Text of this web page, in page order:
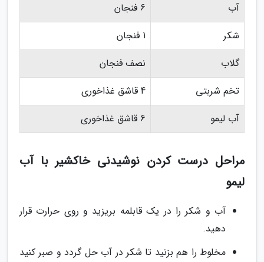
آب
6 فنجان
شکر
1 فنجان
گلاب
نصف فنجان
تخم شربتی
4 قاشق غذاخوری
آب لیمو
6 قاشق غذاخوری
مراحل درست کردن نوشیدنی خاکشیر با آب
لیمو
آب و شکر را در یک قابلمه بریزید و روی حرارت قرار
دهید.
مخلوط را هم بزنید تا شکر در آب حل گردد و صبر کنید